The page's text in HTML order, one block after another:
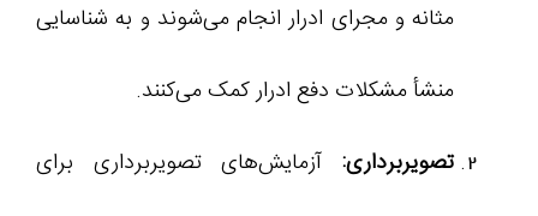
مثانه و مجرای ادرار انجام می‌شوند و به شناسایی
منشأ مشکلات دفع ادرار کمک می‌کنند.
تصویربرداری: آزمایش‌های تصویربرداری برای